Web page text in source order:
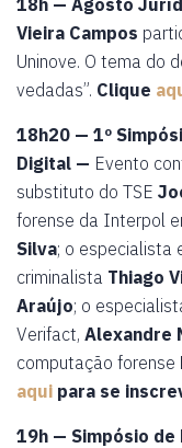
18h — Agosto
Vieira Campos
Uninove. O tema do
vedadas”. Clique
18h20 — 1º
Digital — Evento
substituto do TSE
forense da Interpol
Silva; o especialista
criminalista Thiago
Araújo; o
Verifact, Alexandre
computação forense
aqui para se
19h — Simpósio de